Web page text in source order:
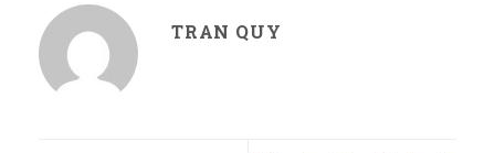
TRAN QUY